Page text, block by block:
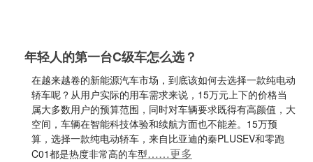
年轻人的第一台C级车怎么选？
在越来越卷的新能源汽车市场，到底该如何去选择一款纯电动
轿车呢？从用户实际的用车需求来说，15万元上下的价格当
属大多数用户的预算范围，同时对车辆要求既得有高颜值，大
空间，车辆在智能科技体验和续航方面也不能差。15万预
算，选择一款纯电动轿车，来自比亚迪的秦PLUSEV和零跑
C01都是热度非常高的车型……更多